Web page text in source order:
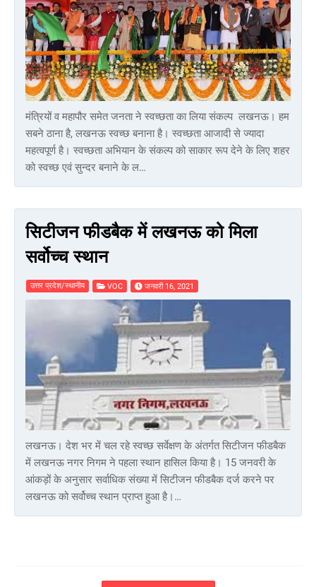
मंत्रियों व महापौर समेत जनता ने स्वच्छता का लिया संकल्प लखनऊ। हम
सबने ठाना है, लखनऊ स्वच्छ बनाना है। स्वच्छता आजादी से ज्यादा
महत्वपूर्ण है। स्वच्छता अभियान के संकल्प को साकार रूप देने के लिए शहर
को स्वच्छ एवं सुन्दर बनाने के ल…
सिटीजन फीडबैक में लखनऊ को मिला
सर्वोच्च स्थान
उत्तर प्रदेश/स्थानीय VOC जनवरी 16, 2021
लखनऊ। देश भर में चल रहे स्वच्छ सर्वेक्षण के अंतर्गत सिटीजन फीडबैक
में लखनऊ नगर निगम ने पहला स्थान हासिल किया है। 15 जनवरी के
आंकड़ों के अनुसार सर्वाधिक संख्या में सिटीजन फीडबैक दर्ज करने पर
लखनऊ को सर्वोच्च स्थान प्राप्त हुआ है।…